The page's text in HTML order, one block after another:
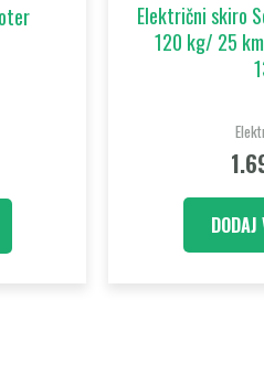
Električni skiro
120 kg/ 25